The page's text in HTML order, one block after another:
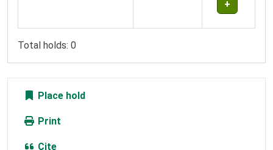
Total holds: 0
Place hold
Print
Cite